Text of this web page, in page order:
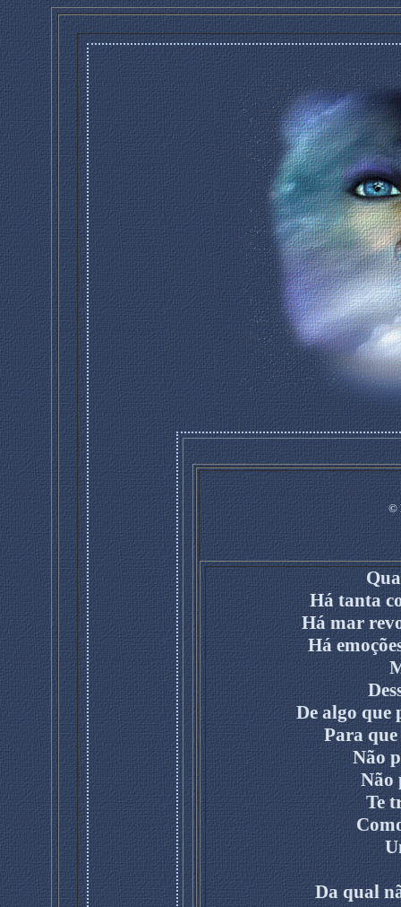
©
Há tanta
Há mar
Há
De algo que
Para que
Não
Não
Te
Da qual